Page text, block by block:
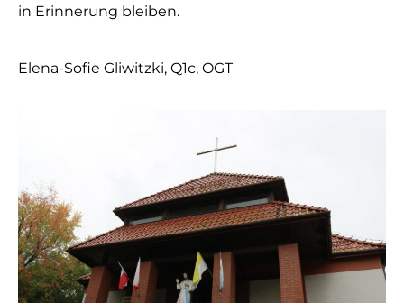
in Erinnerung bleiben.
Elena-Sofie Gliwitzki, Q1c, OGT